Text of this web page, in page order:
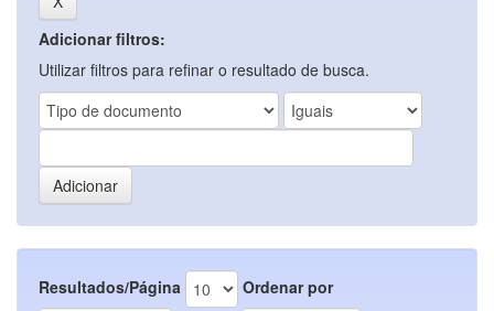
Adicionar filtros:
Utilizar filtros para refinar o resultado de busca.
Resultados/Página Ordenar por